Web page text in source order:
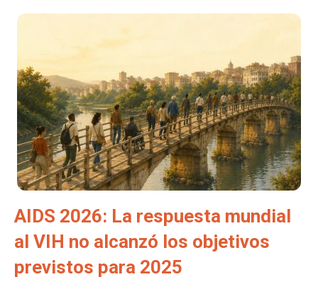
AIDS 2026: La respuesta mundial
al VIH no alcanzó los objetivos
previstos para 2025